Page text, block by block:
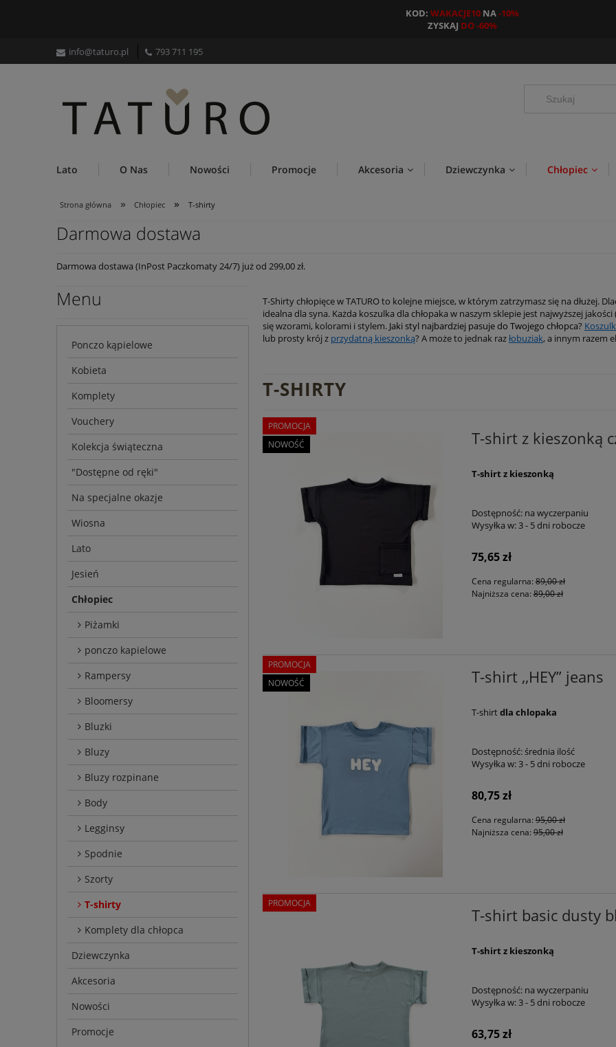
KOD: WAKACJE10 NA-10%
ZYSKAJ DO -60%
info@taturo.pl 793 711 195
Lato O Nas Nowości Promocje Akcesoria Dziewczynka Chłopiec
Strona główna » Chłopiec » T-shirty
Darmowa dostawa
Darmowa dostawa (InPost Paczkomaty 24/7) już od 299,00 zł.
Menu
Ponczo kąpielowe
Kobieta
Komplety
Vouchery
Kolekcja świąteczna
"Dostępne od ręki"
Na specjalne okazje
Wiosna
Lato
Jesień
Chłopiec
Piżamki
ponczo kapielowe
Rampersy
Bloomersy
Bluzki
Bluzy
Bluzy rozpinane
Body
Legginsy
Spodnie
Szorty
T-shirty
Komplety dla chłopca
Dziewczynka
Akcesoria
Nowości
Promocje
T-Shirty chłopięce w TATURO to kolejne miejsce, w którym zatrzymasz się na dłużej.
idealna dla syna. Każda koszulka dla chłopaka w naszym sklepie jest najwyższej
się wzorami, kolorami i stylem. Jaki styl najbardziej pasuje do Twojego chłopca?
lub prosty krój z przydatną kieszonką? A może to jednak razłobuziak, a innym razem
T-SHIRTY
T-shirt z kieszonką
T-shirt z kieszonką
Dostępność: na wyczerpaniu
Wysyłka w: 3 - 5 dni robocze
75,65 zł
Cena regularna:89,00 zł
Najniższa cena:89,00 zł
PROMOCJA
NOWOŚĆ
T-shirt ,,HEY” jeans
T-shirtdla chlopaka
Dostępność:średnia ilość
Wysyłka w: 3 - 5 dni robocze
80,75 zł
Cena regularna:95,00 zł
Najniższa cena:95,00 zł
PROMOCJA
NOWOŚĆ
T-shirt basic dusty
T-shirt z kieszonką
Dostępność: na wyczerpaniu
Wysyłka w: 3 - 5 dni robocze
63,75 zł
PROMOCJA